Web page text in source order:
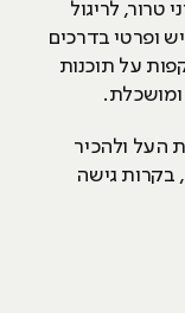
טרור, לריגול
ופרטי בדרכים
על תוכנות
ומושכלת.
העל ולהכיר
בקרות גישה